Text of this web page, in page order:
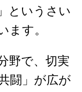
というさい
ます。
野で、切実
闘」が広が